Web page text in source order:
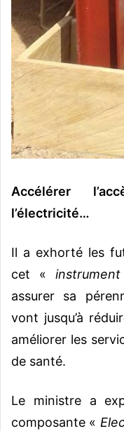
Accélérer
l’électricité…
Il a exhorté les
cet «
assurer sa
vont jusqu’à
améliorer les
de santé.
Le ministre a
composante «